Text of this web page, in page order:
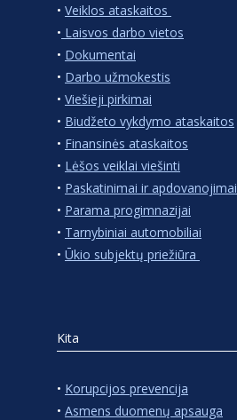
• Veiklos ataskaitos
• Laisvos darbo vietos
• Dokumentai
• Darbo užmokestis
• Viešieji pirkimai
• Biudžeto vykdymo ataskaitos
• Finansinės ataskaitos
• Lėšos veiklai viešinti
• Paskatinimai ir apdovanojimai
• Parama progimnazijai
• Tarnybiniai automobiliai
• Ūkio subjektų priežiūra
Kita
• Korupcijos prevencija
• Asmens duomenų apsauga